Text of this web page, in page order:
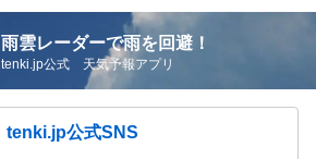
雨雲レーダーで雨を回避！
tenki.jp公式 天気予報アプリ
tenki.jp公式SNS